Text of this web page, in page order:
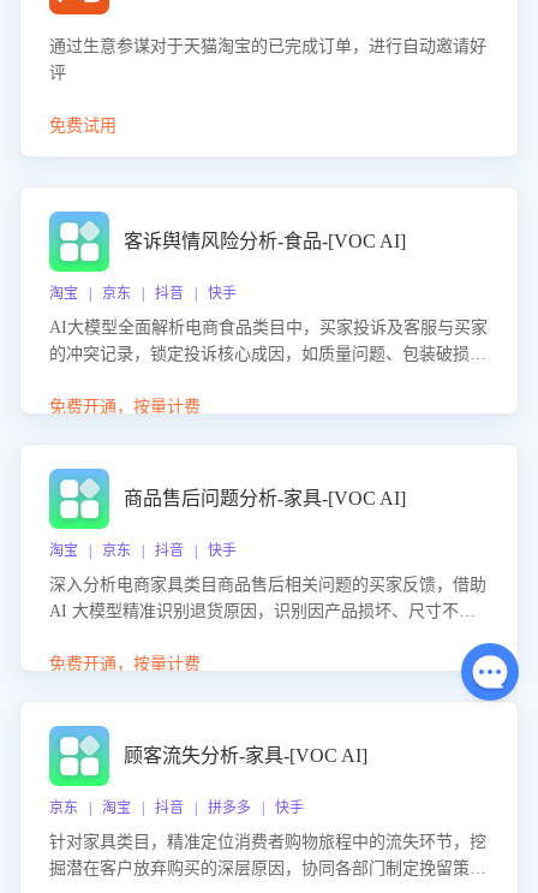
通过生意参谋对于天猫淘宝的已完成订单，进行自动邀请好
评
免费试用
客诉舆情风险分析-食品-[VOC AI]
淘宝 | 京东 | 抖音 | 快手
AI大模型全面解析电商食品类目中，买家投诉及客服与买家
的冲突记录，锁定投诉核心成因，如质量问题、包装破损
置差评防控，提升客户满意度。
免费开通，按量计费
商品售后问题分析-家具-[VOC AI]
淘宝 | 京东 | 抖音 | 快手
深入分析电商家具类目商品售后相关问题的买家反馈，借助
AI 大模型精准识别退货原因，识别因产品损坏、尺寸不符
力商家优化产品或服务，实现销售额的显著提升。
免费开通，按量计费
顾客流失分析-家具-[VOC AI]
京东 | 淘宝 | 抖音 | 拼多多 | 快手
针对家具类目，精准定位消费者购物旅程中的流失环节，挖
掘潜在客户放弃购买的深层原因，协同各部门制定挽留策